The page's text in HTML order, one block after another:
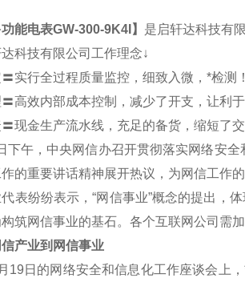
能电表GW-300-9K4I 】 是启轩达科技有
科技有限公司工作理念↓
实行全过程质量监控，细致入微，*检测！
高效内部成本控制，减少了开支，让利于
现金生产流水线，充足的备货，缩短了交
下午，中央网信办召开贯彻落实网络安
的重要讲话精神展开热议，为网信工作的
纷纷表示，“网信事业”概念的提出，体
筑网信事业的基石。各个互联网公司需
业到网信事业
日的网络安全和信息化工作座谈会上，